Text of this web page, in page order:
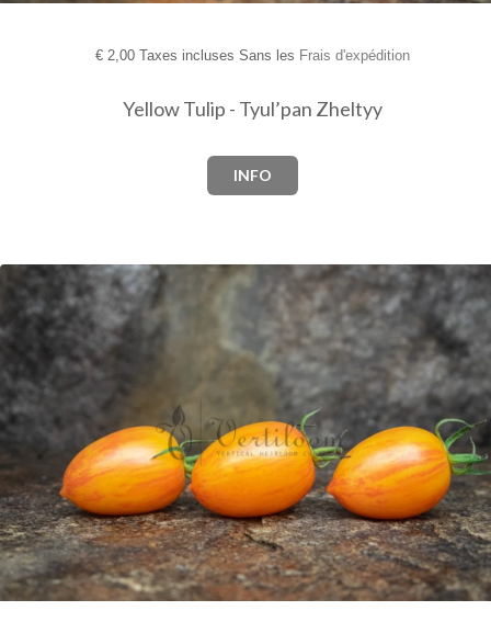
€2,00 Taxes incluses Sans les Frais d'expédition
Yellow Tulip - Tyul’pan Zheltyy
INFO